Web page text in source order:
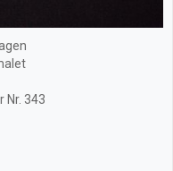
Nr. 343